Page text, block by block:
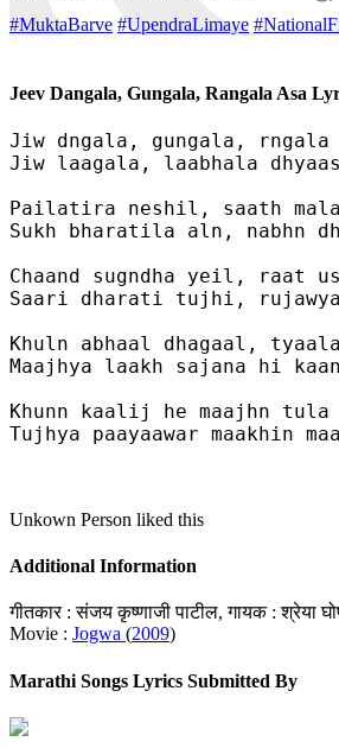
#MuktaBarve #UpendraLimaye
Jeev Dangala, Gungala, Rangala Asa
Jiw dngala, gungala,
Jiw laagala, laabhala
Pailatira neshil, saath
Sukh bharatila aln, nabhn
Chaand sugndha yeil, raat
Saari dharati tujhi,
Khuln abhaal dhagaal,
Maajhya laakh sajana hi
Khunn kaalij he maajhn
Tujhya paayaawar maakhin
Unkown Person liked this
Additional Information
गीतकार : संजय कृष्णाजी पाटील, गायक : श्रेया
Movie : Jogwa (2009)
Marathi Songs Lyrics Submitted By